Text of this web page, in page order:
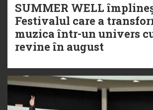
SUMMER WELL
Festivalul care a
muzica într-un univers
revine în august